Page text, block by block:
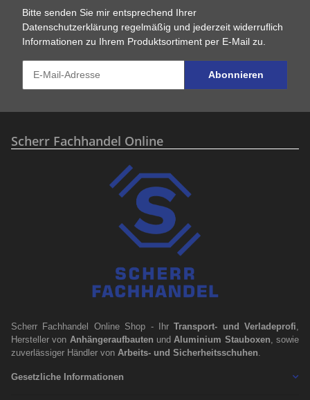
Bitte senden Sie mir entsprechend Ihrer
Datenschutzerklärung regelmäßig und jederzeit widerruflich
Informationen zu Ihrem Produktsortiment per E-Mail zu.
Abonnieren
Scherr Fachhandel Online
Scherr Fachhandel Online Shop - IhrTransport- und Verladeprofi
Hersteller von Anhängeraufbauten und Aluminium Stauboxen , sowie
zuverlässiger Händler von Arbeits- und Sicherheitsschuhen
Gesetzliche Informationen